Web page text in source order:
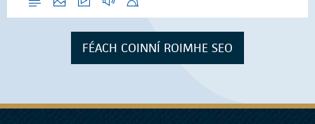
FÉACH COINNÍ ROIMHE SEO